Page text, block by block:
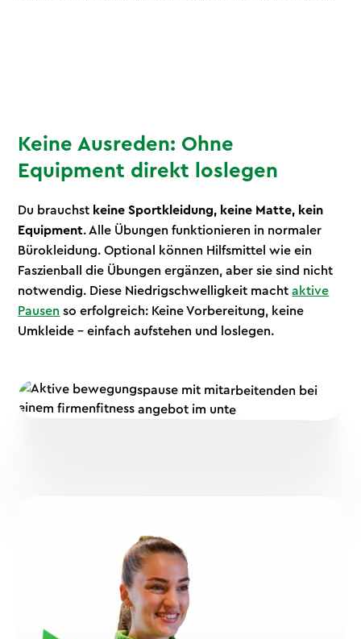
Keine Ausreden: Ohne
Equipment direkt loslegen
Du brauchst keine Sportkleidung, keine Matte, kein
Equipment. Alle Übungen funktionieren in normaler
Bürokleidung. Optional können Hilfsmittel wie ein
Faszienball die Übungen ergänzen, aber sie sind nicht
notwendig. Diese Niedrigschwelligkeit machtaktive
Pausen so erfolgreich: Keine Vorbereitung, keine
Umkleide – einfach aufstehen und loslegen.